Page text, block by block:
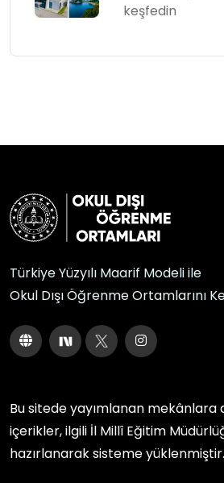
keşfedin
Türkiye Yüzyılı Maarif Modeli ile
Okul Dışı Öğrenme Ortamlarını
Bu sitede yayımlanan
içerikler, ilgili İl Millî Eğitim
hazırlanarak sisteme yüklenmiştir.